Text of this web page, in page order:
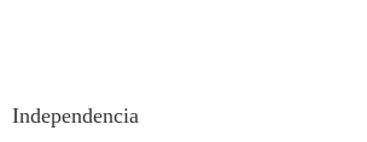
Independencia